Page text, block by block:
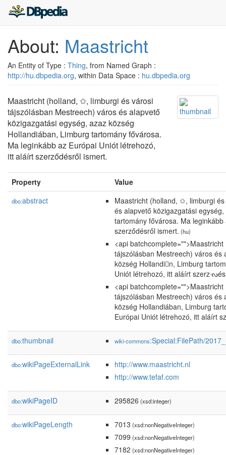
About: Maastricht
An Entity of Type : Thing, from Named Graph :
http://hu.dbpedia.org, within Data Space : hu.dbpedia.org
Maastricht (holland, ✩, limburgi és városi
tájszólásban Mestreech) város és alapvető
közigazgatási egység, azaz község
Hollandiában, Limburg tartomány fővárosa.
Ma leginkább az Európai Uniót létrehozó,
itt aláírt szerződésről ismert.
Property Value
dbo:abstract
Maastricht (holland, ✩, limburgi
és alapvető közigazgatási
tartomány fővárosa. Ma
szerződésről ismert. (hu)
<api
tájszólásban Mestreech) város és
község Hollandin, Limburg
Uniót létrehozó, itt aláírt
<api
tájszólásban Mestreech) város és
község Hollandiában, Limburg
Európai Uniót létrehozó, itt aláírt
dbo:thumbnail wiki-commons:Special:FilePath/
dbo:wikiPageExternalLink
http://www.maastricht.nl
http://www.tefaf.com
dbo:wikiPageID 295826 (xsd:integer)
dbo:wikiPageLength 7013 (xsd:nonNegativeInteger)
7099 (xsd:nonNegativeInteger)
7182 (xsd:nonNegativeInteger)